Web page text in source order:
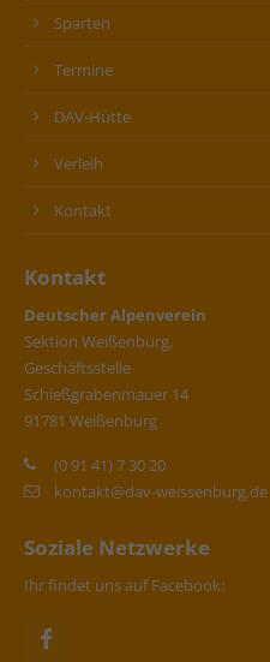
Sparten
Termine
DAV-Hütte
Verleih
Kontakt
Kontakt
Deutscher Alpenverein
Sektion Weißenburg,
Geschäftsstelle
Schießgrabenmauer 14
91781 Weißenburg
(0 91 41) 7 30 20
kontakt@dav-weissenburg.de
Soziale Netzwerke
Ihr findet uns auf Facebook: